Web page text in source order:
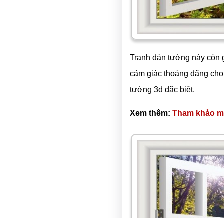
Tranh dán tường này còn
cảm giác thoáng đãng
tường 3d đặc biệt.
Xem thêm: Tham khảo